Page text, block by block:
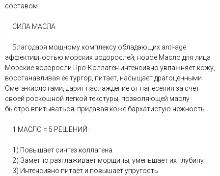
составом.
СИЛА МАСЛА
Благодаря мощному комплексу обладающих anti-age
эффективностью морских водорослей, новое Масло для лица
Морские водоросли Про-Коллаген интенсивно увлажняет кожу,
восстанавливая ее тургор, питает, насыщает драгоценными
Омега-кислотами, дарит наслаждение от нанесения за счет
своей роскошной легкой текстуры, позволяющей маслу
быстро впитываться, придавая коже бархатистую нежность.
1 МАСЛО = 5 РЕШЕНИЙ:
1) Повышает синтез коллагена
2) Заметно разглаживает морщины, уменьшает их глубину
3) Интенсивно питает и повышает упругость